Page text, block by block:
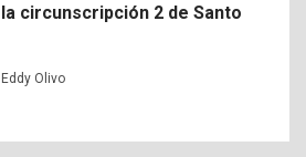
circunscripción 2 de Santo
Eddy Olivo